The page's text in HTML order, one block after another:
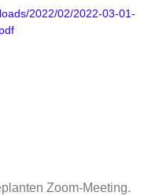
2022/02/2022-03-01-
Zoom-Meeting.